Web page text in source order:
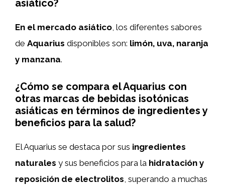
asiático?
En el mercado asiático, los diferentes sabores
de Aquarius disponibles son: limón, uva, naranja
y manzana.
¿Cómo se compara el Aquarius con
otras marcas de bebidas isotónicas
asiáticas en términos de ingredientes y
beneficios para la salud?
El Aquarius se destaca por sus ingredientes
naturales y sus beneficios para la hidratación y
reposición de electrolitos , superando a muchas